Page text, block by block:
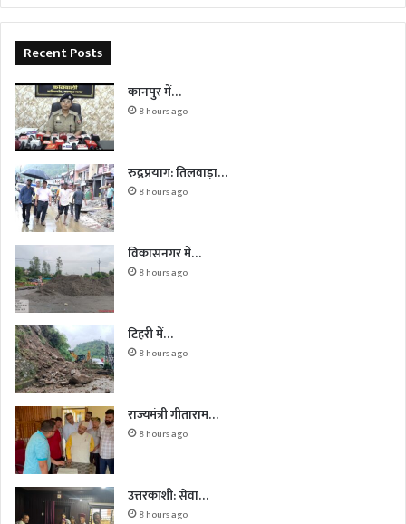
Recent Posts
कानपुर में…
8 hours ago
रुद्रप्रयाग: तिलवाड़ा…
8 hours ago
विकासनगर में…
8 hours ago
टिहरी में…
8 hours ago
राज्यमंत्री गीताराम…
8 hours ago
उत्तरकाशी: सेवा…
8 hours ago